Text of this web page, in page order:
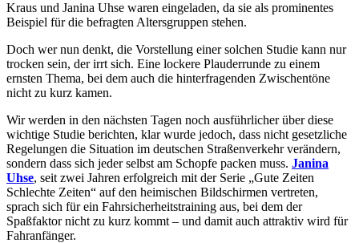
Kraus und Janina Uhse waren eingeladen, da sie als prominentes
Beispiel für die befragten Altersgruppen stehen.
Doch wer nun denkt, die Vorstellung einer solchen Studie kann nur
trocken sein, der irrt sich. Eine lockere Plauderrunde zu einem
ernsten Thema, bei dem auch die hinterfragenden Zwischentöne
nicht zu kurz kamen.
Wir werden in den nächsten Tagen noch ausführlicher über diese
wichtige Studie berichten, klar wurde jedoch, dass nicht gesetzliche
Regelungen die Situation im deutschen Straßenverkehr verändern,
sondern dass sich jeder selbst am Schopfe packen muss. Janina
Uhse, seit zwei Jahren erfolgreich mit der Serie „Gute Zeiten
Schlechte Zeiten“ auf den heimischen Bildschirmen vertreten,
sprach sich für ein Fahrsicherheitstraining aus, bei dem der
Spaßfaktor nicht zu kurz kommt – und damit auch attraktiv wird für
Fahranfänger.